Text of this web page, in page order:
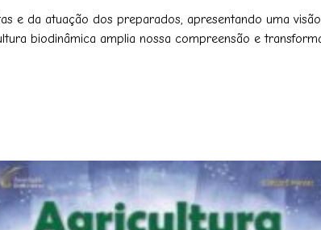
e da atuação dos preparados, apresentando uma
biodinâmica amplia nossa compreensão e